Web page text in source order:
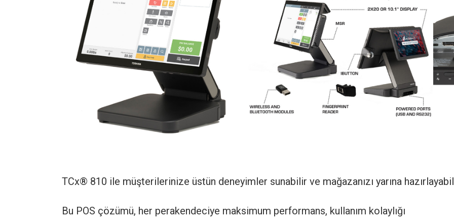
TCx® 810 ile müşterilerinize üstün deneyimler sunabilir ve mağazanızı yarına
Bu POS çözümü, her perakendeciye maksimum performans, kullanım kolaylığı